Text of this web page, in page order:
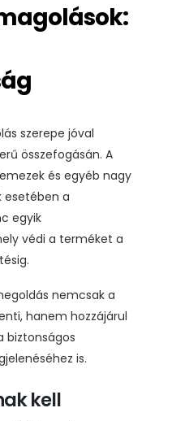
szerepe jóval
összefogásán. A
és egyéb nagy
a
egyik
védi a terméket a
nemcsak a
hanem hozzájárul
biztonságos
is.
kell